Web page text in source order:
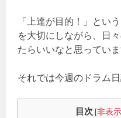
「上達が目的！」とい
を大切にしながら、日
たらいいなと思っていま
それでは今週のドラム
目次 [非表